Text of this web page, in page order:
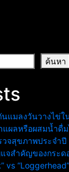
ค้นหา
แมลงวันวางไข่ใ
แผลหรือผสมน้ำดื่
วจสุขภาพประจำปี
สำคัญของกระด
vs